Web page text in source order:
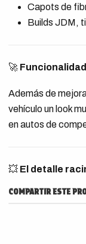
Capots de
Builds JDM,
🚀
Además de
vehículo un look
en autos de
💥 El detalle
COMPARTIR ESTE